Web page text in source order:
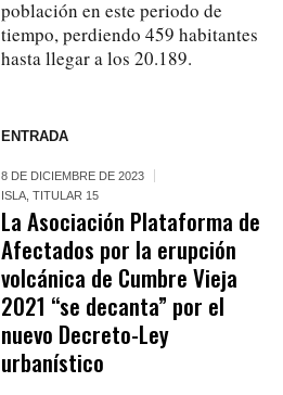
población en este periodo de
tiempo, perdiendo 459 habitantes
hasta llegar a los 20.189.
ENTRADA
8 DE DICIEMBRE DE 2023
ISLA ,TITULAR 15
La Asociación Plataforma de
Afectados por la erupción
volcánica de Cumbre Vieja
2021 “se decanta” por el
nuevo Decreto-Ley
urbanístico